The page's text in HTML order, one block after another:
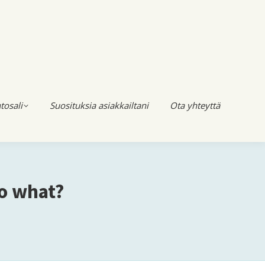
Suosituksia asiakkailtani Ota yhteyttä
what?